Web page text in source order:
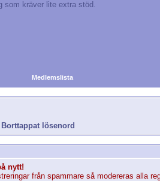
Medlemslista
Borttappat lösenord
nytt!
från spammare så modereras alla